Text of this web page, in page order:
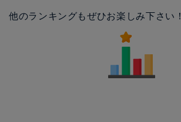
他のランキングもぜひお楽しみ下さい！